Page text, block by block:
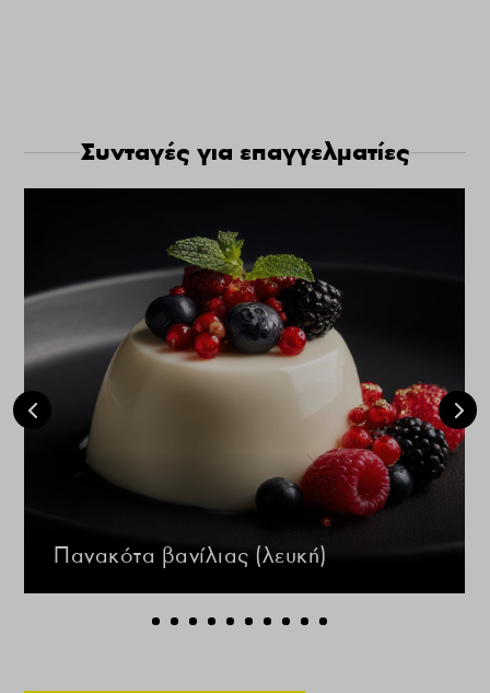
Συνταγές για επαγγελματίες
Πανακότα βανίλιας (λευκή)